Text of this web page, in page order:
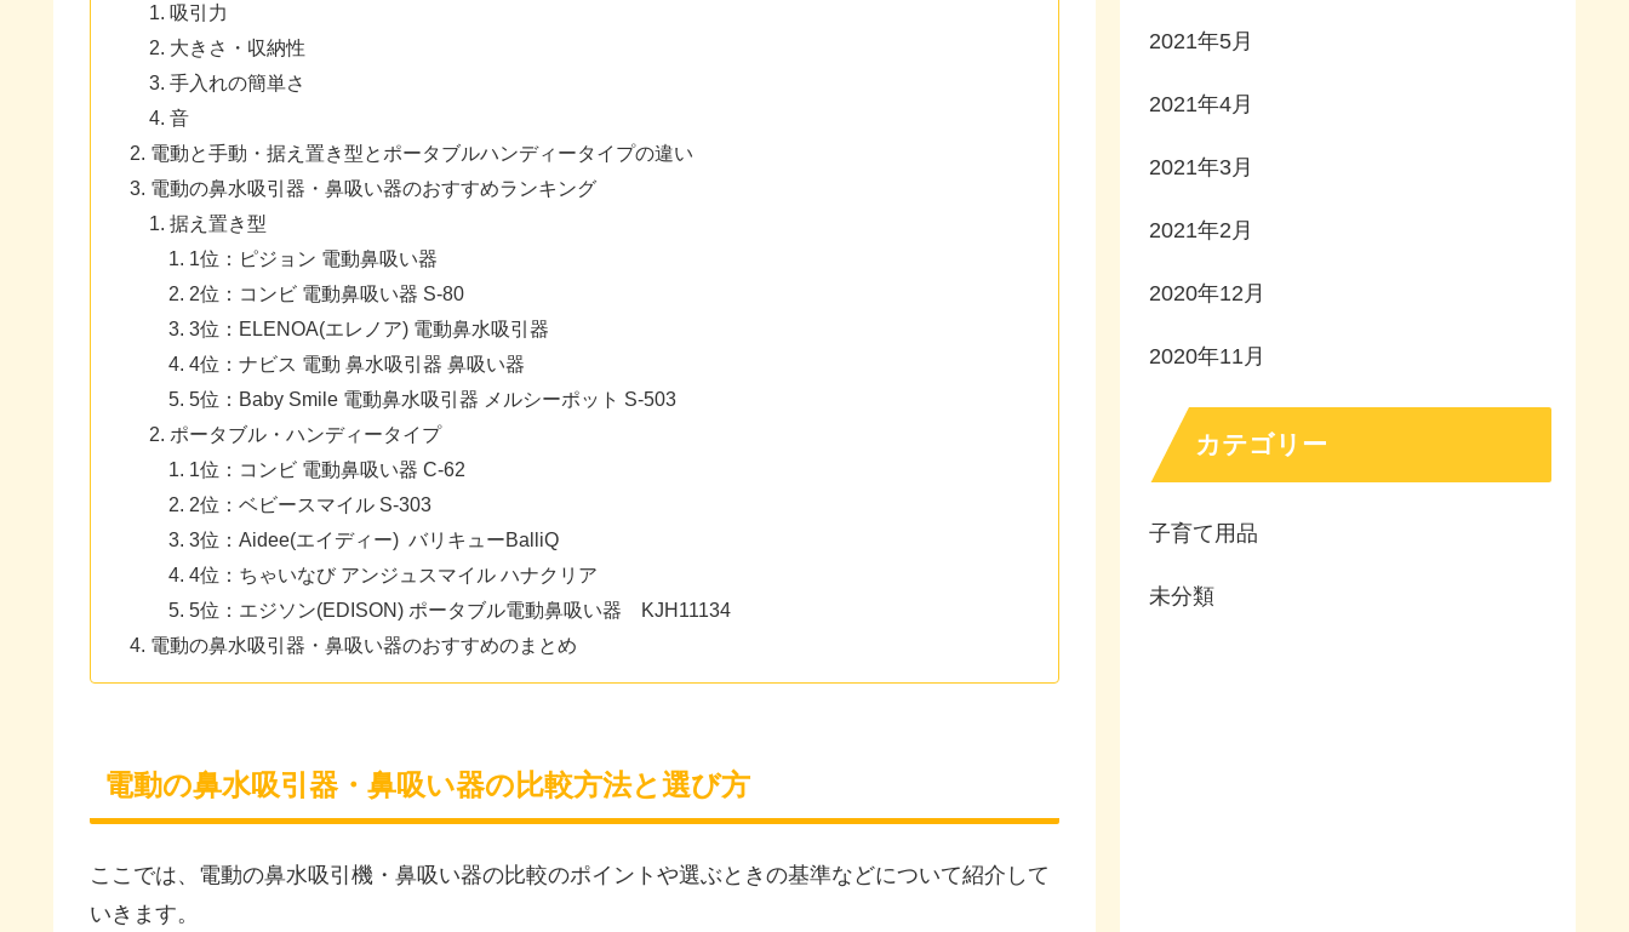
吸引力
大きさ・収納性
手入れの簡単さ
音
電動と手動・据え置き型とポータブルハンディータイプの違い
電動の鼻水吸引器・鼻吸い器のおすすめランキング
据え置き型
1位：ピジョン 電動鼻吸い器
2位：コンビ 電動鼻吸い器 S-80
3位：ELENOA(エレノア) 電動鼻水吸引器
4位：ナビス 電動 鼻水吸引器 鼻吸い器
5位：Baby Smile 電動鼻水吸引器 メルシーポット S-503
ポータブル・ハンディータイプ
1位：コンビ 電動鼻吸い器 C-62
2位：ベビースマイル S-303
3位：Aidee(エイディー) バリキューBalliQ
4位：ちゃいなび アンジュスマイル ハナクリア
5位：エジソン(EDISON) ポータブル電動鼻吸い器 KJH11134
電動の鼻水吸引器・鼻吸い器のおすすめのまとめ
電動の鼻水吸引器・鼻吸い器の比較方法と選び方
ここでは、電動の鼻水吸引機・鼻吸い器の比較のポイントや選ぶときの基準などについて紹介して
いきます。
2021年5月
2021年4月
2021年3月
2021年2月
2020年12月
2020年11月
カテゴリー
子育て用品
未分類